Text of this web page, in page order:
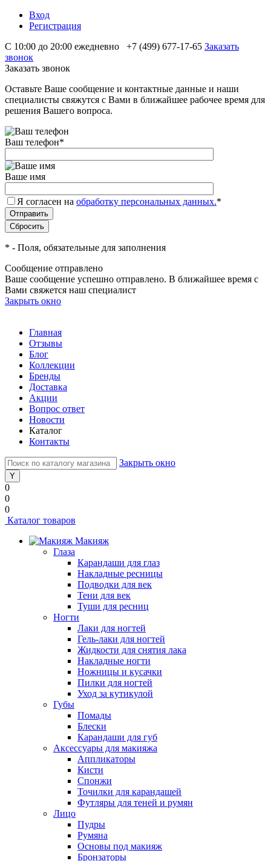
Вход
Регистрация
С 10:00 до 20:00 ежедневно
+7 (499) 677-17-65 Заказать
звонок
Заказать звонок
Оставьте Ваше сообщение и контактные данные и наши
специалисты свяжутся с Вами в ближайшее рабочее время для
решения Вашего вопроса.
Ваш телефон*
Ваше имя
Я согласен на обработку персональных данных.*
* - Поля, обязательные для заполнения
Сообщение отправлено
Ваше сообщение успешно отправлено. В ближайшее время с
Вами свяжется наш специалист
Закрыть окно
Главная
Отзывы
Блог
Коллекции
Бренды
Доставка
Акции
Вопрос ответ
Новости
Каталог
Контакты
Закрыть окно
0
0
0
Каталог товаров
Макияж
Глаза
Карандаши для глаз
Накладные ресницы
Подводки для век
Тени для век
Туши для ресниц
Ногти
Лаки для ногтей
Гель-лаки для ногтей
Жидкости для снятия лака
Накладные ногти
Ножницы и кусачки
Пилки для ногтей
Уход за кутикулой
Губы
Помады
Блески
Карандаши для губ
Аксессуары для макияжа
Аппликаторы
Кисти
Спонжи
Точилки для карандашей
Футляры для теней и румян
Лицо
Пудры
Румяна
Основы под макияж
Бронзаторы